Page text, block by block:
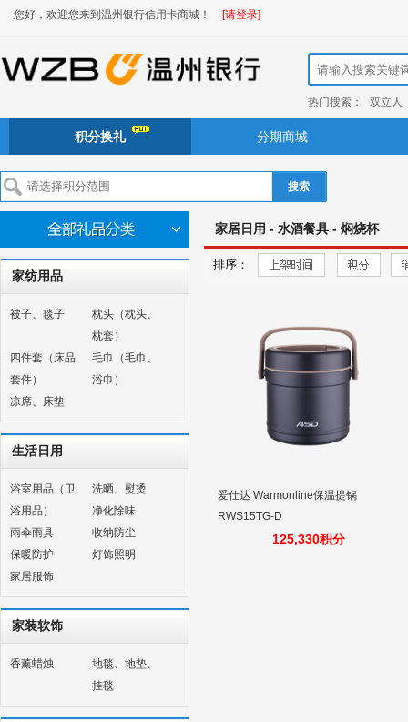
您好，欢迎您来到温州银行信用卡商城！ [请登录]
热门搜索： 双立人
积分换礼 分期商城
搜索
家纺用品
被子、毯子
枕头（枕头、
枕套）
四件套（床品
套件）
毛巾（毛巾、
浴巾）
凉席、床垫
生活日用
浴室用品（卫
浴用品）
洗晒、熨烫
净化除味
雨伞雨具
收纳防尘
保暖防护
灯饰照明
家居服饰
家装软饰
香薰蜡烛
地毯、地垫、
挂毯
家居日用 - 水酒餐具 - 焖烧杯
排序：
爱仕达 Warmonline保温提锅
RWS15TG-D
125,330积分